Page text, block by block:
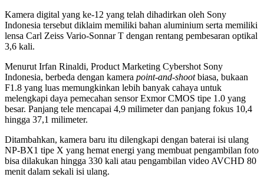
Kamera digital yang ke-12 yang telah dihadirkan oleh Sony
Indonesia tersebut diklaim memiliki bahan aluminium serta memiliki
lensa Carl Zeiss Vario-Sonnar T dengan rentang pembesaran optikal
3,6 kali.
Menurut Irfan Rinaldi, Product Marketing Cybershot Sony
Indonesia, berbeda dengan kamera point-and-shootbiasa, bukaan
F1.8 yang luas memungkinkan lebih banyak cahaya untuk
melengkapi daya pemecahan sensor Exmor CMOS tipe 1.0 yang
besar. Panjang tele mencapai 4,9 milimeter dan panjang fokus 10,4
hingga 37,1 milimeter.
Ditambahkan, kamera baru itu dilengkapi dengan baterai isi ulang
NP-BX1 tipe X yang hemat energi yang membuat pengambilan foto
bisa dilakukan hingga 330 kali atau pengambilan video AVCHD 80
menit dalam sekali isi ulang.